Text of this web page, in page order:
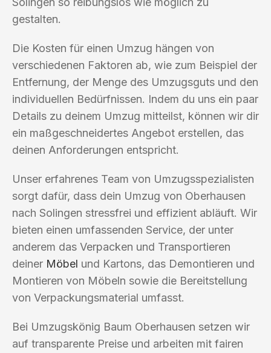
gestalten.
Die Kosten für einen Umzug hängen von
verschiedenen Faktoren ab, wie zum Beispiel der
Entfernung, der Menge des Umzugsguts und den
individuellen Bedürfnissen. Indem du uns ein paar
Details zu deinem Umzug mitteilst, können wir dir
ein maßgeschneidertes Angebot erstellen, das
deinen Anforderungen entspricht.
Unser erfahrenes Team von Umzugsspezialisten
sorgt dafür, dass dein Umzug von Oberhausen
nach Solingen stressfrei und effizient abläuft. Wir
bieten einen umfassenden Service, der unter
anderem das Verpacken und Transportieren
deiner Möbel und Kartons, das Demontieren und
Montieren von Möbeln sowie die Bereitstellung
von Verpackungsmaterial umfasst.
Bei Umzugskönig Baum Oberhausen setzen wir
auf transparente Preise und arbeiten mit fairen